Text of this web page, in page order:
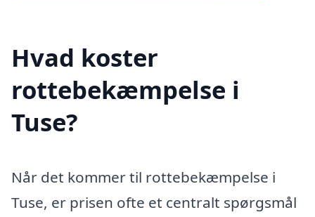
Hvad koster
rottebekæmpelse i
Tuse?
Når det kommer til rottebekæmpelse i
Tuse, er prisen ofte et centralt spørgsmål